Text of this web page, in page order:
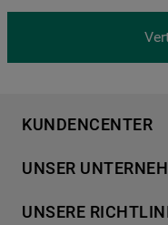
KUNDENCENTER
Händlersuche
Häufige Fragen
UNSER
Für Händler
UNSERE